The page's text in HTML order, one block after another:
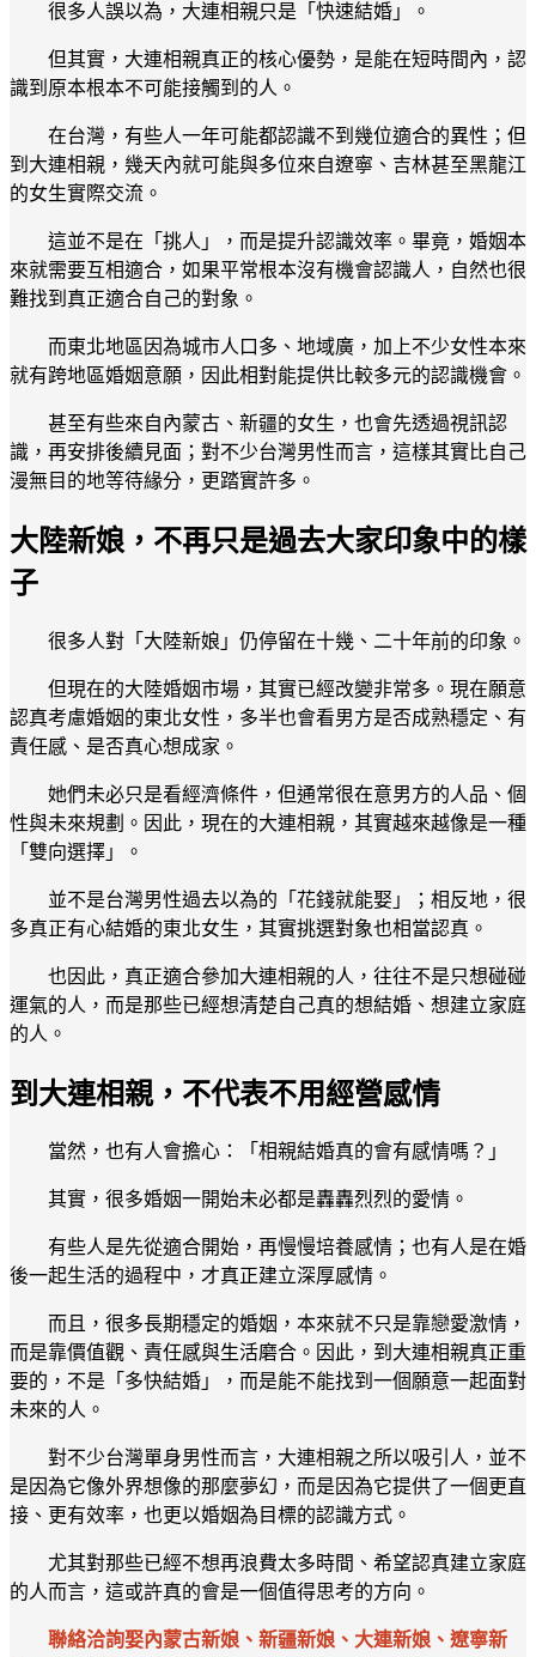
很多人誤以為，大連相親只是「快速結婚」。
但其實，大連相親真正的核心優勢，是能在短時間內，認
識到原本根本不可能接觸到的人。
在台灣，有些人一年可能都認識不到幾位適合的異性；但
到大連相親，幾天內就可能與多位來自遼寧、吉林甚至黑龍江
的女生實際交流。
這並不是在「挑人」，而是提升認識效率。畢竟，婚姻本
來就需要互相適合，如果平常根本沒有機會認識人，自然也很
難找到真正適合自己的對象。
而東北地區因為城市人口多、地域廣，加上不少女性本來
就有跨地區婚姻意願，因此相對能提供比較多元的認識機會。
甚至有些來自內蒙古、新疆的女生，也會先透過視訊認
識，再安排後續見面；對不少台灣男性而言，這樣其實比自己
漫無目的地等待緣分，更踏實許多。
大陸新娘，不再只是過去大家印象中的樣
子
很多人對「大陸新娘」仍停留在十幾、二十年前的印象。
但現在的大陸婚姻市場，其實已經改變非常多。現在願意
認真考慮婚姻的東北女性，多半也會看男方是否成熟穩定、有
責任感、是否真心想成家。
她們未必只是看經濟條件，但通常很在意男方的人品、個
性與未來規劃。因此，現在的大連相親，其實越來越像是一種
「雙向選擇」。
並不是台灣男性過去以為的「花錢就能娶」；相反地，很
多真正有心結婚的東北女生，其實挑選對象也相當認真。
也因此，真正適合參加大連相親的人，往往不是只想碰碰
運氣的人，而是那些已經想清楚自己真的想結婚、想建立家庭
的人。
到大連相親，不代表不用經營感情
當然，也有人會擔心：「相親結婚真的會有感情嗎？」
其實，很多婚姻一開始未必都是轟轟烈烈的愛情。
有些人是先從適合開始，再慢慢培養感情；也有人是在婚
後一起生活的過程中，才真正建立深厚感情。
而且，很多長期穩定的婚姻，本來就不只是靠戀愛激情，
而是靠價值觀、責任感與生活磨合。因此，到大連相親真正重
要的，不是「多快結婚」，而是能不能找到一個願意一起面對
未來的人。
對不少台灣單身男性而言，大連相親之所以吸引人，並不
是因為它像外界想像的那麼夢幻，而是因為它提供了一個更直
接、更有效率，也更以婚姻為目標的認識方式。
尤其對那些已經不想再浪費太多時間、希望認真建立家庭
的人而言，這或許真的會是一個值得思考的方向。
聯絡洽詢娶內蒙古新娘、新疆新娘、大連新娘、遼寧新